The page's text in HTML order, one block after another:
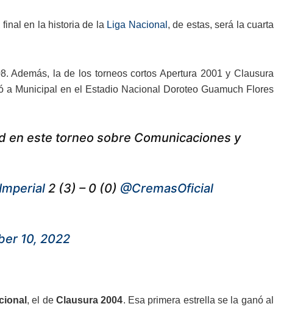
en la historia de la Liga Nacional , de estas, será la cuarta
Además, la de los torneos cortos Apertura 2001 y Clausura
Municipal en el Estadio Nacional Doroteo Guamuch Flores
en este torneo sobre Comunicaciones y
2 (3) – 0 (0) @CremasOficial
10, 2022
, el deClausura 2004. Esa primera estrella se la ganó al